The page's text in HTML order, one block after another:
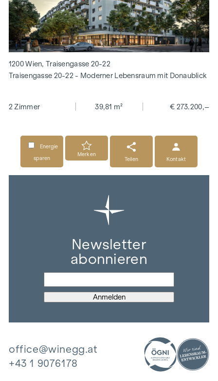
1200 Wien, Traisengasse 20-22
Traisengasse 20-22 - Moderner Lebensraum mit Donaublick
2 Zimmer 39,81 m² € 273.200,–
Energie
sparen
Merken
Teilen
Kontakt
Newsletter
abonnieren
office@winegg.at
+43 1 9076178